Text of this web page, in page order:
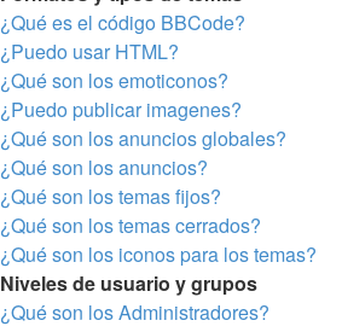
¿Qué es el código BBCode?
¿Puedo usar HTML?
¿Qué son los emoticonos?
¿Puedo publicar imagenes?
¿Qué son los anuncios globales?
¿Qué son los anuncios?
¿Qué son los temas fijos?
¿Qué son los temas cerrados?
¿Qué son los iconos para los temas?
Niveles de usuario y grupos
¿Qué son los Administradores?